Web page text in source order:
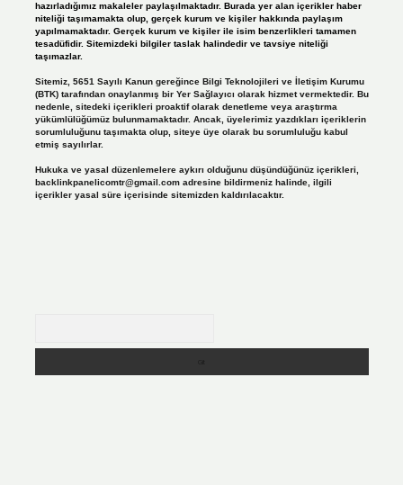
hazırladığımız makaleler paylaşılmaktadır. Burada yer alan içerikler haber
niteliği taşımamakta olup, gerçek kurum ve kişiler hakkında paylaşım
yapılmamaktadır. Gerçek kurum ve kişiler ile isim benzerlikleri tamamen
tesadüfidir. Sitemizdeki bilgiler taslak halindedir ve tavsiye niteliği
taşımazlar.
Sitemiz, 5651 Sayılı Kanun gereğince Bilgi Teknolojileri ve İletişim Kurumu
(BTK) tarafından onaylanmış bir Yer Sağlayıcı olarak hizmet vermektedir. Bu
nedenle, sitedeki içerikleri proaktif olarak denetleme veya araştırma
yükümlülüğümüz bulunmamaktadır. Ancak, üyelerimiz yazdıkları içeriklerin
sorumluluğunu taşımakta olup, siteye üye olarak bu sorumluluğu kabul
etmiş sayılırlar.
Hukuka ve yasal düzenlemelere aykırı olduğunu düşündüğünüz içerikleri,
backlinkpanelicomtr@gmail.comadresine bildirmeniz halinde, ilgili
içerikler yasal süre içerisinde sitemizden kaldırılacaktır.